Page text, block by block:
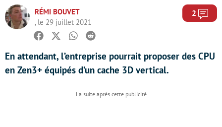
RÉMI BOUVET
, le 29 juillet 2021
2
Facebook
TwitterWhatsapp
Reddit
En attendant, l’entreprise pourrait proposer des CPU
en Zen3+ équipés d’un cache 3D vertical.